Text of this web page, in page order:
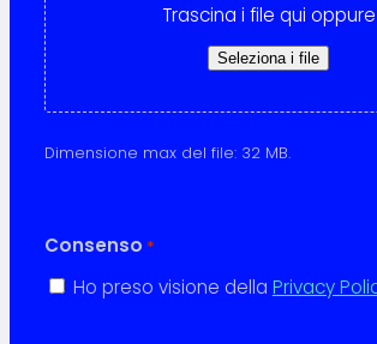
Trascina i file qui oppure
Seleziona i file
Dimensione max del file: 32 MB.
Consenso *
Ho preso visione della Privacy